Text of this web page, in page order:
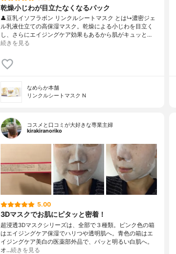
乾燥小じわが目立たなくなるパック
👤豆乳イソフラボン リンクルシートマスク とは↳濃密ジェ
ル乳液仕立ての高保湿マスク。乾燥による小じわを目立く
し、さらにエイジングケア効果もあるから肌がキュッと…
続きを見る
なめらか本舗
リンクルシートマスク N
コスメと口コミが大好きな専業主婦
kirakiranoriko
5.00
3Dマスクでお肌にピタッと密着！
超浸透3Dマスクシリーズは、全部で３種類。ピンク色の箱
はエイジングケア保湿でハリつや透明肌へ。青色の箱はエ
イジングケア美白の医薬部外品で、パッと明るい白肌へ。
オ…続きを見る